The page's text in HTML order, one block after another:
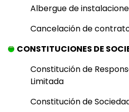
Albergue de
Cancelación de
CONSTITUCIONES DE
Constitución de
Limitada
Constitución de